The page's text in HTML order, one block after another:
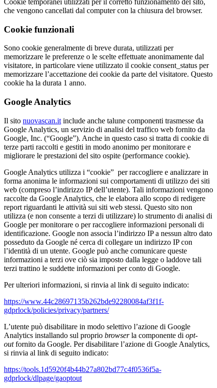
Cookie temporanei utilizzati per il corretto funzionamento del sito,
che vengono cancellati dal computer con la chiusura del browser.
Cookie funzionali
Sono cookie generalmente di breve durata, utilizzati per
memorizzare le preferenze o le scelte effettuate anonimamente dal
visitatore, in particolare viene utilizzato il cookie consent_status per
memorizzare l’accettazione dei cookie da parte del visitatore. Questo
cookie ha la durata 1 anno.
Google Analytics
Il sito nuovascan.it include anche talune componenti trasmesse da
Google Analytics, un servizio di analisi del traffico web fornito da
Google, Inc. (“Google”). Anche in questo caso si tratta di cookie di
terze parti raccolti e gestiti in modo anonimo per monitorare e
migliorare le prestazioni del sito ospite (performance cookie).
Google Analytics utilizza i “cookie” per raccogliere e analizzare in
forma anonima le informazioni sui comportamenti di utilizzo dei siti
web (compreso l’indirizzo IP dell’utente). Tali informazioni vengono
raccolte da Google Analytics, che le elabora allo scopo di redigere
report riguardanti le attività sui siti web stessi. Questo sito non
utilizza (e non consente a terzi di utilizzare) lo strumento di analisi di
Google per monitorare o per raccogliere informazioni personali di
identificazione. Google non associa l’indirizzo IP a nessun altro dato
posseduto da Google né cerca di collegare un indirizzo IP con
l’identità di un utente. Google può anche comunicare queste
informazioni a terzi ove ciò sia imposto dalla legge o laddove tali
terzi trattino le suddette informazioni per conto di Google.
Per ulteriori informazioni, si rinvia al link di seguito indicato:
https://www.44c28697135b262bde92280084af3f1f-
gdprlock/policies/privacy/partners/
L’utente può disabilitare in modo selettivo l’azione di Google
Analytics installando sul proprio browser la componente di opt-
out fornito da Google. Per disabilitare l’azione di Google Analytics,
si rinvia al link di seguito indicato:
https://tools.1d5920f4b44b27a802bd77c4f0536f5a-
gdprlock/dlpage/gaoptout